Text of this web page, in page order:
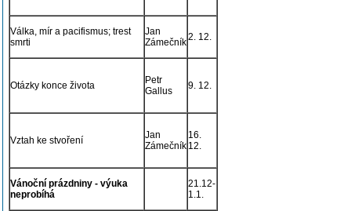
Válka, mír a pacifismus; trest
smrti
Jan
Zámečník2. 12.
Otázky konce života
Petr
Gallus
9. 12.
Vztah ke stvoření
Jan
Zámečník
16.
12.
Vánoční prázdniny - výuka
neprobíhá
21.12-
1.1.